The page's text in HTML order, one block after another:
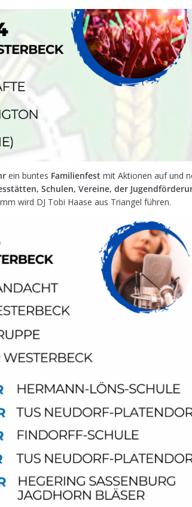
ein bun­tes Fami­li­en­fest mit Aktio­nen auf und
Schu­len, Ver­eine, der
wird DJ Tobi Haase aus Tri­an­gel führen.